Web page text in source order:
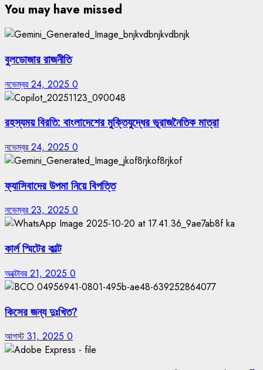
You may have missed
বুলডোজার রাজনীতি
নভেম্বর 24, 2025 0
রহস্যময় বিরতি: বাংলাদেশের মুক্তিযুদ্ধের ভূরাজনৈতিক মাত্রা
নভেম্বর 24, 2025 0
ফ্যাসিবাদের উপমা নিয়ে বিপত্তি
নভেম্বর 23, 2025 0
কার্ল স্মিটের কাল্ট
অক্টোবর 21, 2025 0
কিসের জন্য দুঃখিত?
আগস্ট 31, 2025 0